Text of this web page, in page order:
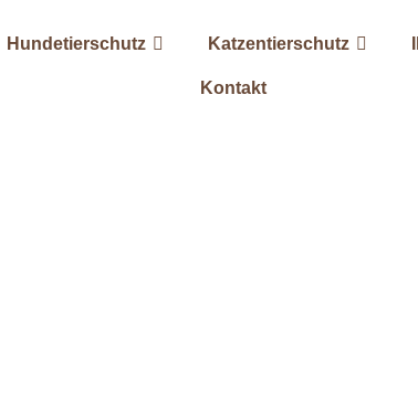
Hundetierschutz Katzentierschutz
Kontakt